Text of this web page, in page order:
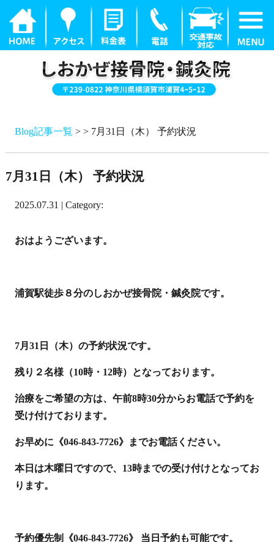
Blog記事一覧 > > 7月31日（木） 予約状況
7月31日（木） 予約状況
2025.07.31 | Category:
おはようございます。
浦賀駅徒歩８分のしおかぜ接骨院・鍼灸院です。
7月31日（木）の予約状況です。
残り２名様（10時・12時）となっております。
治療をご希望の方は、午前8時30分からお電話で予約を
受け付けております。
お早めに《046-843-7726》までお電話ください。
本日は木曜日ですので、13時までの受け付けとなってお
ります。
予約優先制《046-843-7726》 当日予約も可能です。